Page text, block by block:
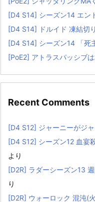
[D4 S14] シーズン14 エン
[D4 S14] ドルイド 凍結切
[D4 S14] シーズン14 「死
[PoE2] アトラスパッシブ
Recent Comments
[D4 S12] ジャーニーがジ
[D4 S12] シーズン12 血宴
より
[D2R] ラダーシーズン13
り
[D2R] ウォーロック 混沌(